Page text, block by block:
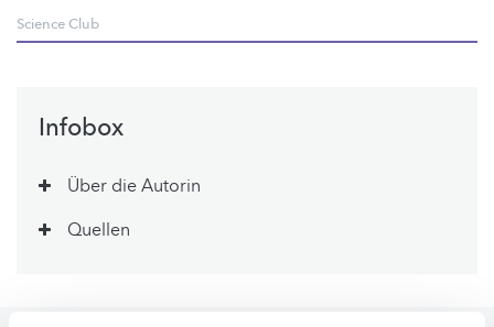
Science Club
Infobox
Über die Autorin
Quellen